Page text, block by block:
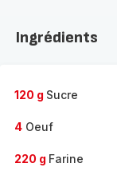
gamme
Ingrédients
120 g Sucre
4 Oeuf
220 g Farine